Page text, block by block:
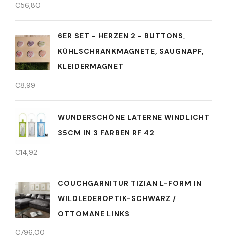
€56,80
6ER SET - HERZEN 2 - BUTTONS,
KÜHLSCHRANKMAGNETE, SAUGNAPF,
KLEIDERMAGNET
€8,99
WUNDERSCHÖNE LATERNE WINDLICHT
35CM IN 3 FARBEN RF 42
€14,92
COUCHGARNITUR TIZIAN L-FORM IN
WILDLEDEROPTIK-SCHWARZ /
OTTOMANE LINKS
€796,00